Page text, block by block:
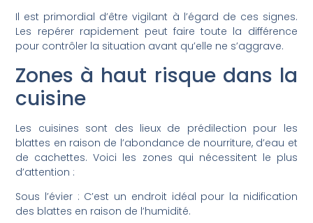
Il est primordial d’être vigilant à l’égard de ces signes.
Les repérer rapidement peut faire toute la différence
pour contrôler la situation avant qu’elle ne s’aggrave.
Zones à haut risque dans la
cuisine
Les cuisines sont des lieux de prédilection pour les
blattes en raison de l’abondance de nourriture, d’eau et
de cachettes. Voici les zones qui nécessitent le plus
d’attention :
Sous l’évier : C’est un endroit idéal pour la nidification
des blattes en raison de l’humidité.